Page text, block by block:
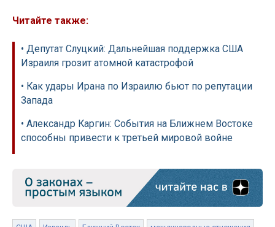
Читайте также:
• Депутат Слуцкий: Дальнейшая поддержка США
Израиля грозит атомной катастрофой
• Как удары Ирана по Израилю бьют по репутации
Запада
• Александр Каргин: События на Ближнем Востоке
способны привести к третьей мировой войне